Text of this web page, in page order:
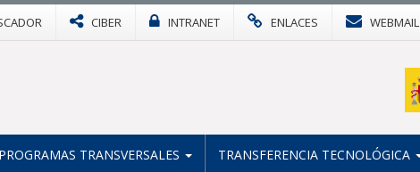
CIBER INTRANET ENLACES WEBMAIL
PROGRAMAS TRANSVERSALES TRANSFERENCIA TECNOLÓGICA